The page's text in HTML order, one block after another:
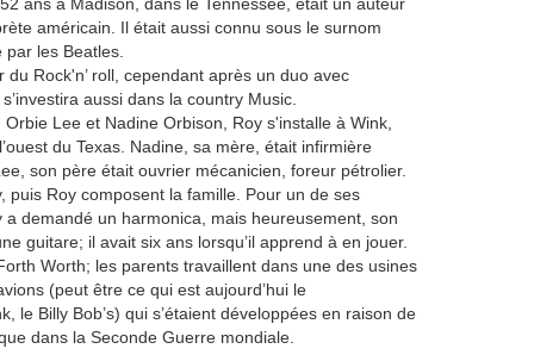
américain. Il était aussi connu sous le surnom
les Beatles.
du Rock'n’ roll, cependant après un duo avec
aussi dans la country Music.
Lee et Nadine Orbison, Roy s'installe à Wink,
du Texas. Nadine, sa mère, était infirmière
son père était ouvrier mécanicien, foreur pétrolier.
puis Roy composent la famille. Pour un de ses
a demandé un harmonica, mais heureusement, son
guitare; il avait six ans lorsqu’il apprend à en jouer.
Worth; les parents travaillent dans une des usines
(peut être ce qui est aujourd’hui le
le Billy Bob’s) qui s’étaient développées en raison de
dans la Seconde Guerre mondiale.